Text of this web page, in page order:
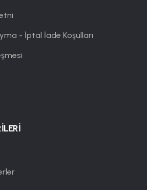
- İptal İade Koşulları